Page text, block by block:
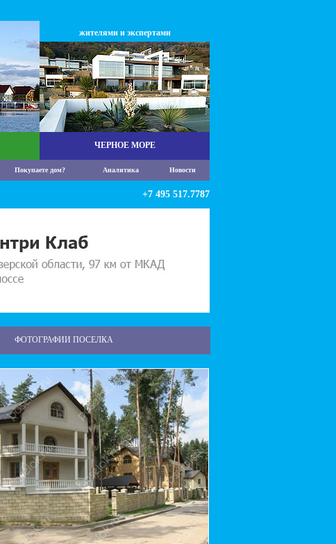
жителями и экспертами
ЧЕРНОЕ МОРЕ
Покупаете дом? Аналитика Новости
+7 495 517.7787
ФОТОГРАФИИ ПОСЕЛКА